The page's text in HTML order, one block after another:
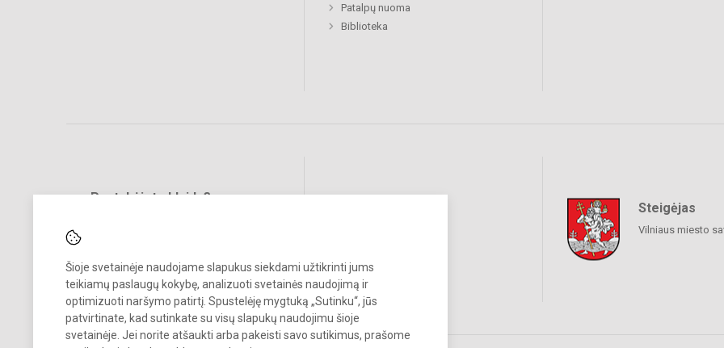
Šioje svetainėje naudojame slapukus siekdami užtikrinti jums
teikiamų paslaugų kokybę, analizuoti svetainės naudojimą ir
optimizuoti naršymo patirtį. Spustelėję mygtuką „Sutinku“, jūs
patvirtinate, kad sutinkate su visų slapukų naudojimu šioje
svetainėje. Jei norite atšaukti arba pakeisti savo sutikimus, prašome
Patalpų nuoma
Biblioteka
Pastabėjote klaidų?
Steigėjas
Vilniaus miesto